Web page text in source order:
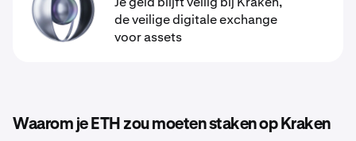
de veilige digitale exchange
voor assets
Waarom je ETH zou moeten staken op Kraken